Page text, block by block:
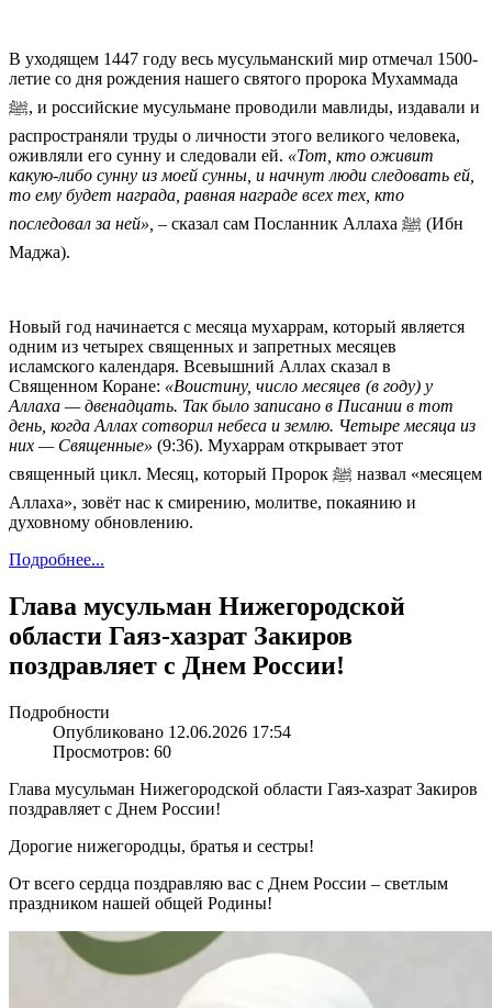
В уходящем 1447 году весь мусульманский мир отмечал 1500-
летие со дня рождения нашего святого пророка Мухаммада
ﷺ, и российские мусульмане проводили мавлиды, издавали и
распространяли труды о личности этого великого человека,
оживляли его сунну и следовали ей. «Тот, кто оживит
какую-либо сунну из моей сунны, и начнут люди следовать ей,
то ему будет награда, равная награде всех тех, кто
последовал за ней», – сказал сам Посланник Аллаха ﷺ (Ибн
Маджа).
Новый год начинается с месяца мухаррам, который является
одним из четырех священных и запретных месяцев
исламского календаря. Всевышний Аллах сказал в
Священном Коране: «Воистину, число месяцев (в году) у
Аллаха — двенадцать. Так было записано в Писании в тот
день, когда Аллах сотворил небеса и землю. Четыре месяца из
них — Священные» (9:36). Мухаррам открывает этот
священный цикл. Месяц, который Пророк ﷺ назвал «месяцем
Аллаха», зовёт нас к смирению, молитве, покаянию и
духовному обновлению.
Подробнее...
Глава мусульман Нижегородской
области Гаяз-хазрат Закиров
поздравляет с Днем России!
Подробности
Опубликовано 12.06.2026 17:54
Просмотров: 60
Глава мусульман Нижегородской области Гаяз-хазрат Закиров
поздравляет с Днем России!
Дорогие нижегородцы, братья и сестры!
От всего сердца поздравляю вас с Днем России – светлым
праздником нашей общей Родины!